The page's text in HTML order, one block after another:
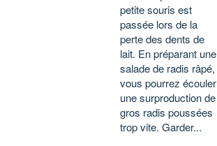
petite souris est
passée lors de la
perte des dents de
lait. En préparant une
salade de radis râpé,
vous pourrez écouler
une surproduction de
gros radis poussées
trop vite. Garder...